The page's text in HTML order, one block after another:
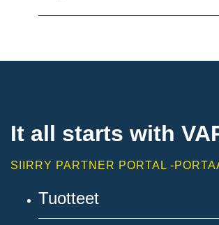
It all starts with
SIIRRY PARTNER PORTAL -
Tuotteet